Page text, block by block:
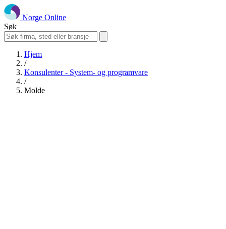
Norge Online
Søk
Hjem
/
Konsulenter - System- og programvare
/
Molde